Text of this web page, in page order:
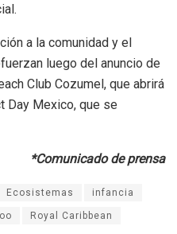
a la comunidad y el
luego del anuncio de
Club Cozumel, que abrirá
Day Mexico, que se
*Comunicado de prensa
Ecosistemas infancia
Royal Caribbean